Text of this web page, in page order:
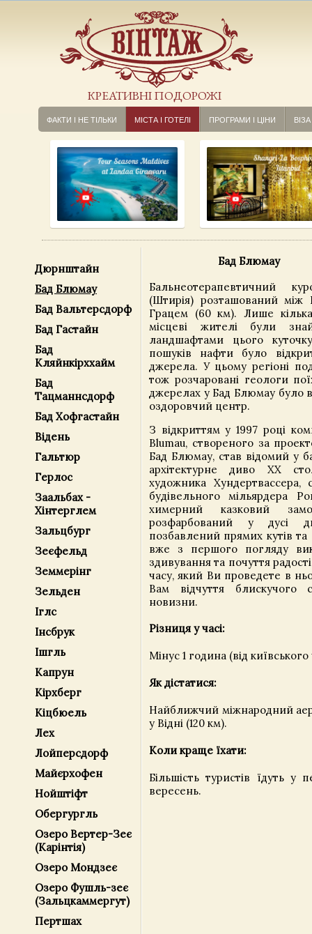
КРЕАТИВНІ ПОДОРОЖІ
ФАКТИ І НЕ ТІЛЬКИ МІСТА І ГОТЕЛІ ПРОГРАМИ І ЦІНИ ВІЗА
Дюрнштайн
Бад Блюмау
Бад Вальтерсдорф
Бад Гастайн
Бад
Кляйнкірххайм
Бад
Тацманнсдорф
Бад Хофгастайн
Відень
Гальтюр
Герлос
Заальбах -
Хінтерглем
Зальцбург
Зеєфельд
Земмерінг
Зельден
Іглс
Інсбрук
Ішгль
Капрун
Кірхберг
Кіцбюель
Лех
Лойперсдорф
Майєрхофен
Нойштіфт
Обергургль
Озеро Вертер-Зеє
(Карінтія)
Озеро Мондзеє
Озеро Фушль-зеє
(Зальцкаммергут)
Пертшах
Бад Блюмау
Бальнеотерапевтичний
(Штирія) розташований між
Грацем (60 км). Лише
місцеві жителі були
ландшафтами цього
пошуків нафти було
джерела. У цьому регіоні
тож розчаровані геологи
джерелах у Бад Блюмау було
оздоровчий центр.
З відкриттям у 1997 році
Blumau, створеного за
Бад Блюмау, став відомий у
архітектурне диво ХХ
художника Хундертвассера,
будівельного мільярдера
химерний казковий
розфарбований у дусі
позбавлений прямих кутів та
вже з першого погляду
здивування та почуття
часу, який Ви проведете в
Вам відчуття блискучого
новизни.
Різниця у часі:
Мінус 1 година (від київського
Як дістатися:
Найближчий міжнародний
у Відні (120 км).
Коли краще їхати:
Більшість туристів їдуть у
вересень.